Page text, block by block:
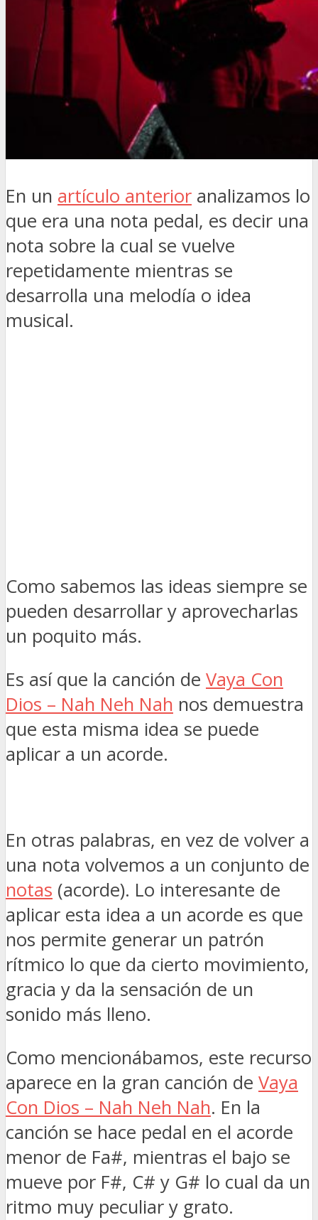
En un artículo anterior analizamos lo
que era una nota pedal, es decir una
nota sobre la cual se vuelve
repetidamente mientras se
desarrolla una melodía o idea
musical.
Como sabemos las ideas siempre se
pueden desarrollar y aprovecharlas
un poquito más.
Es así que la canción de Vaya Con
Dios – Nah Neh Nah nos demuestra
que esta misma idea se puede
aplicar a un acorde.
En otras palabras, en vez de volver a
una nota volvemos a un conjunto de
notas (acorde). Lo interesante de
aplicar esta idea a un acorde es que
nos permite generar un patrón
rítmico lo que da cierto movimiento,
gracia y da la sensación de un
sonido más lleno.
Como mencionábamos, este recurso
aparece en la gran canción de Vaya
Con Dios – Nah Neh Nah. En la
canción se hace pedal en el acorde
menor de Fa#, mientras el bajo se
mueve por F#, C# y G# lo cual da un
ritmo muy peculiar y grato.